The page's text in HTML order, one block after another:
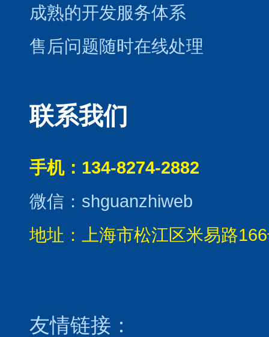
成熟的开发服务体系
售后问题随时在线处理
联系我们
手机：134-8274-2882
微信：shguanzhiweb
地址：上海市松江区米易路
友情链接：